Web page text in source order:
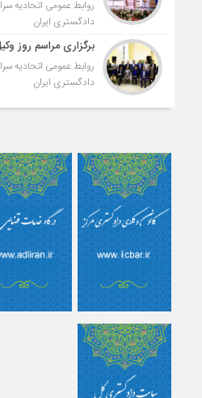
روابط عمومی اتحادیه
دادگستری ایران
برگزاری مراسم روز
روابط عمومی اتحادیه
دادگستری ایران